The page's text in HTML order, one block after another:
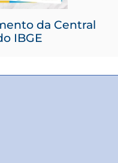
da Central
IBGE